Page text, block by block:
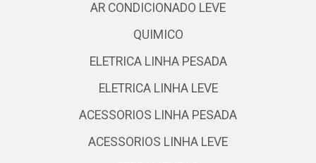
AR CONDICIONADO LEVE
QUIMICO
ELETRICA LINHA PESADA
ELETRICA LINHA LEVE
ACESSORIOS LINHA PESADA
ACESSORIOS LINHA LEVE